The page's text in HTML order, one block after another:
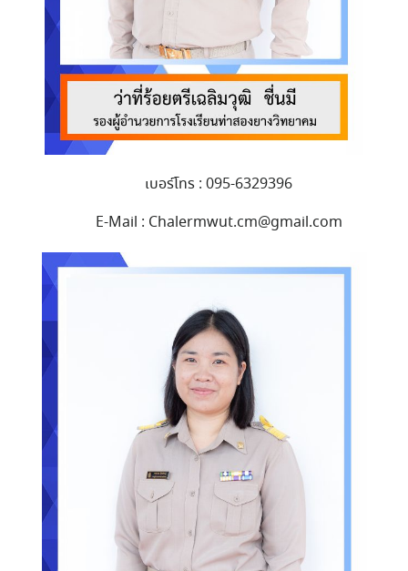
เบอร์โทร : 095-6329396
E-Mail : Chalermwut.cm@gmail.com